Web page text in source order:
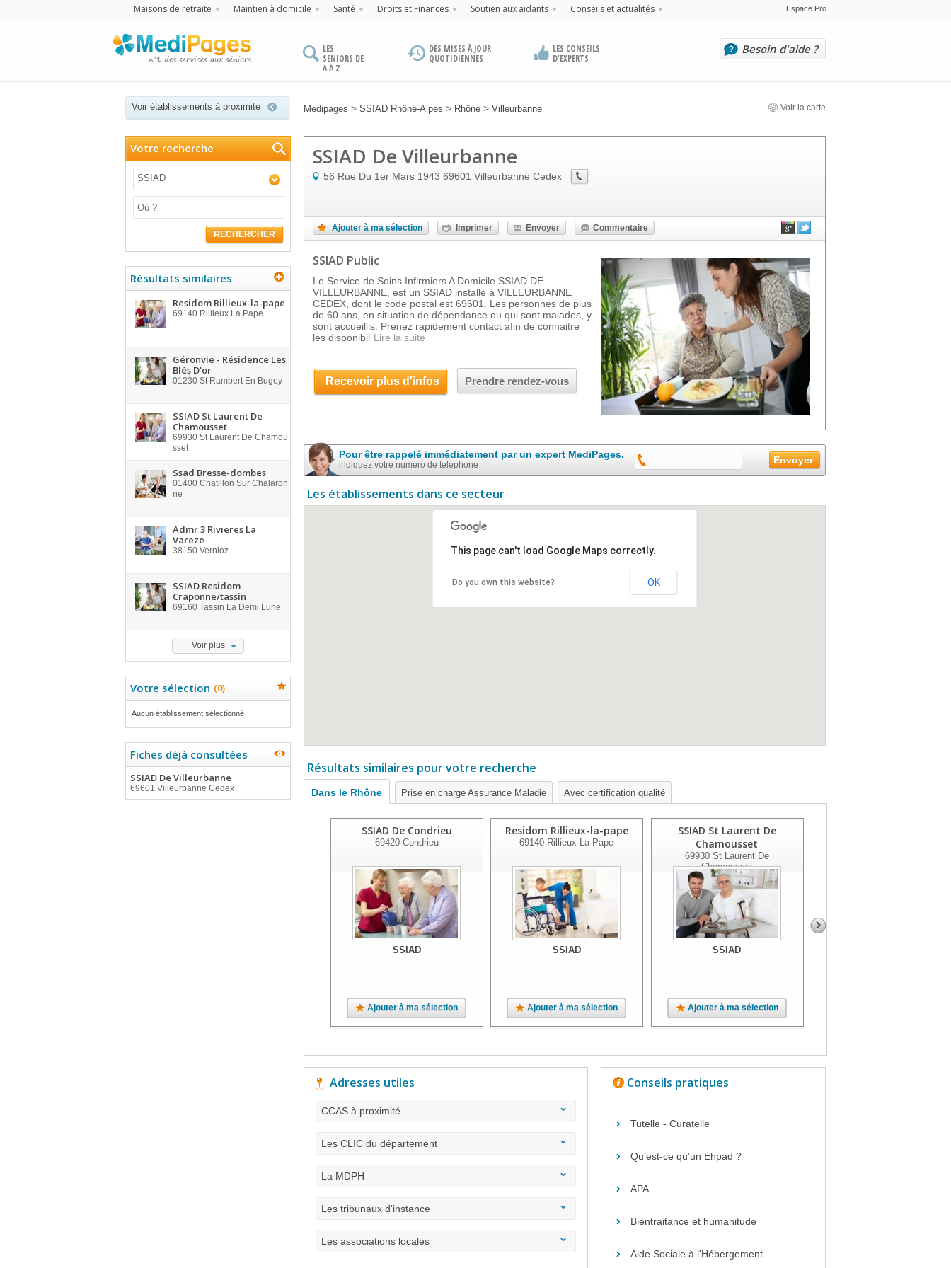
Maisons de retraite Maintien à domicile Santé Droits et Finances Soutien aux aidants Conseils et actualités Espace Pro
LES
SENIORS DE
A À Z
DES MISES À JOUR
QUOTIDIENNES
LES CONSEILS
D'EXPERTS
Besoin d'aide ?
Voir établissements à proximité Medipages > SSIAD Rhône-Alpes > Rhône > Villeurbanne Voir la carte
Votre recherche
SSIAD
RECHERCHER
Résultats similaires
Residom Rillieux-la-pape
69140 Rillieux La Pape
Géronvie - Résidence Les
Blés D'or
01230 St Rambert En Bugey
SSIAD St Laurent De
Chamousset
69930 St Laurent De Chamou
sset
Ssad Bresse-dombes
01400 Chatillon Sur Chalaron
ne
Admr 3 Rivieres La
Vareze
38150 Vernioz
SSIAD Residom
Craponne/tassin
69160 Tassin La Demi Lune
Voir plus
Votre sélection (0)
Aucun établissement sélectionné
Fiches déjà consultées
SSIAD De Villeurbanne
69601 Villeurbanne Cedex
SSIAD De Villeurbanne
56 Rue Du 1er Mars 1943 69601 Villeurbanne Cedex
Ajouter à ma sélection Imprimer Envoyer Commentaire
SSIAD Public
Le Service de Soins Infirmiers A Domicile SSIAD DE
VILLEURBANNE, est un SSIAD installé à VILLEURBANNE
CEDEX, dont le code postal est 69601. Les personnes de plus
de 60 ans, en situation de dépendance ou qui sont malades, y
sont accueillis. Prenez rapidement contact afin de connaitre
les disponibil Lire la suite
Recevoir plus d'infos Prendre rendez-vous
Pour être rappelé immédiatement par un expert MediPages,
indiquez votre numéro de téléphone
Les établissements dans ce secteur
This page can't load Google Maps correctly.
Do you own this website? OK
Résultats similaires pour votre recherche
Dans le Rhône Prise en charge Assurance Maladie Avec certification qualité
SSIAD De Condrieu
69420Condrieu
SSIAD
Ajouter à ma sélection
Residom Rillieux-la-pape
69140 Rillieux La Pape
SSIAD
Ajouter à ma sélection
SSIAD St Laurent De
Chamousset
69930St Laurent De
Chamousset
SSIAD
Ajouter à ma sélection
Adresses utiles
CCAS à proximité
Les CLIC du département
La MDPH
Les tribunaux d'instance
Les associations locales
Conseils pratiques
Tutelle - Curatelle
Qu’est-ce qu’un Ehpad ?
APA
Bientraitance et humanitude
Aide Sociale à l'Hébergement